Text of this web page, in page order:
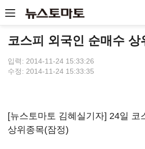
코스피 외국인 순매수 상
입력: 2014-11-24 15:33:26
수정: 2014-11-24 15:33:35
[뉴스토마토 김혜실기자] 24일 코
상위종목(잠정)